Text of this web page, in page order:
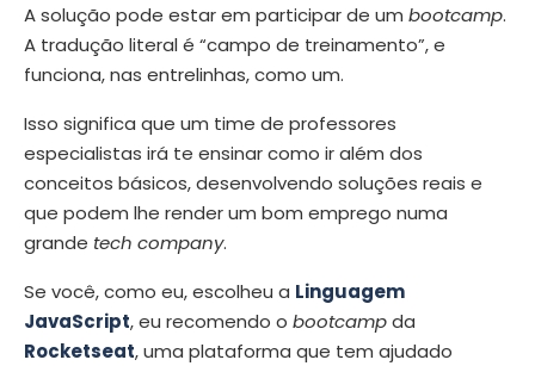
A solução pode estar em participar de um bootcamp.
A tradução literal é “campo de treinamento”, e
funciona, nas entrelinhas, como um.
Isso significa que um time de professores
especialistas irá te ensinar como ir além dos
conceitos básicos, desenvolvendo soluções reais e
que podem lhe render um bom emprego numa
grande tech company.
Se você, como eu, escolheu a Linguagem
JavaScript, eu recomendo o bootcampda
Rocketseat, uma plataforma que tem ajudado